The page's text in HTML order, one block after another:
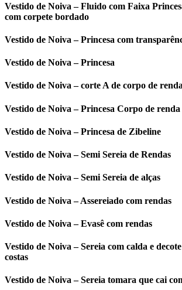
Vestido de Noiva – Fluido com Faixa
com corpete bordado
Vestido de Noiva – Princesa com
Vestido de Noiva – Princesa
Vestido de Noiva – corte A de corpo de
Vestido de Noiva – Princesa Corpo de renda
Vestido de Noiva – Princesa de Zibeline
Vestido de Noiva – Semi Sereia de Rendas
Vestido de Noiva – Semi Sereia de alças
Vestido de Noiva – Assereiado com rendas
Vestido de Noiva – Evasê com rendas
Vestido de Noiva – Sereia com calda e
costas
Vestido de Noiva – Sereia tomara que cai